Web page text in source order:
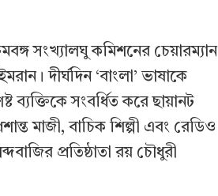
সংখ্যালঘু কমিশনের চেয়ারম্যান
দীর্ঘদিন ‘বাংলা’ ভাষাকে
ব্যক্তিকে সংবর্ধিত করে ছায়ানট
মাজী, বাচিক শিল্পী এবং রেডিও
প্রতিষ্ঠাতা রয় চৌধুরী